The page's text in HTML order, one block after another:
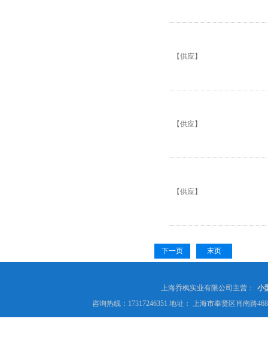
【供应】
【供应】
【供应】
下一页 末页
上海乔枫实业有限公司主营：
小
咨询热线：17317246351 地址： 上海市奉贤区肖南路